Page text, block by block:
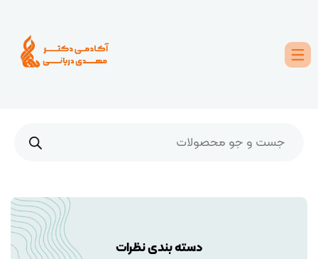
دسته بندی نظرات